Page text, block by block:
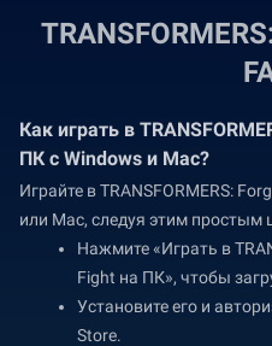
Как играть в
ПК с Windows и Mac?
Играйте в TRANSFORMERS:
или Mac, следуя этим простым
Нажмите «Играть в
Fight на ПК», чтобы
Установите его и
Store.